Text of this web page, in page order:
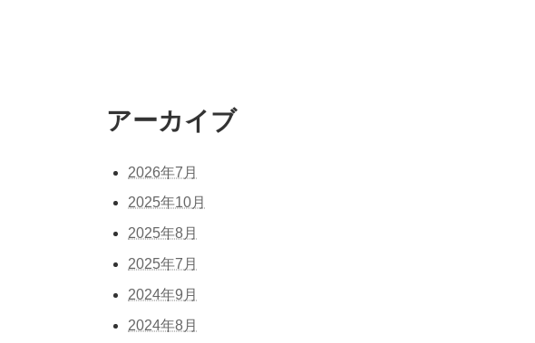
アーカイブ
2026年7月
2025年10月
2025年8月
2025年7月
2024年9月
2024年8月